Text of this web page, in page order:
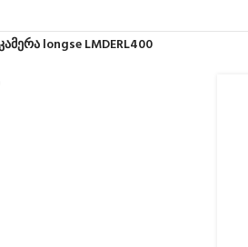
longse LMDERL400